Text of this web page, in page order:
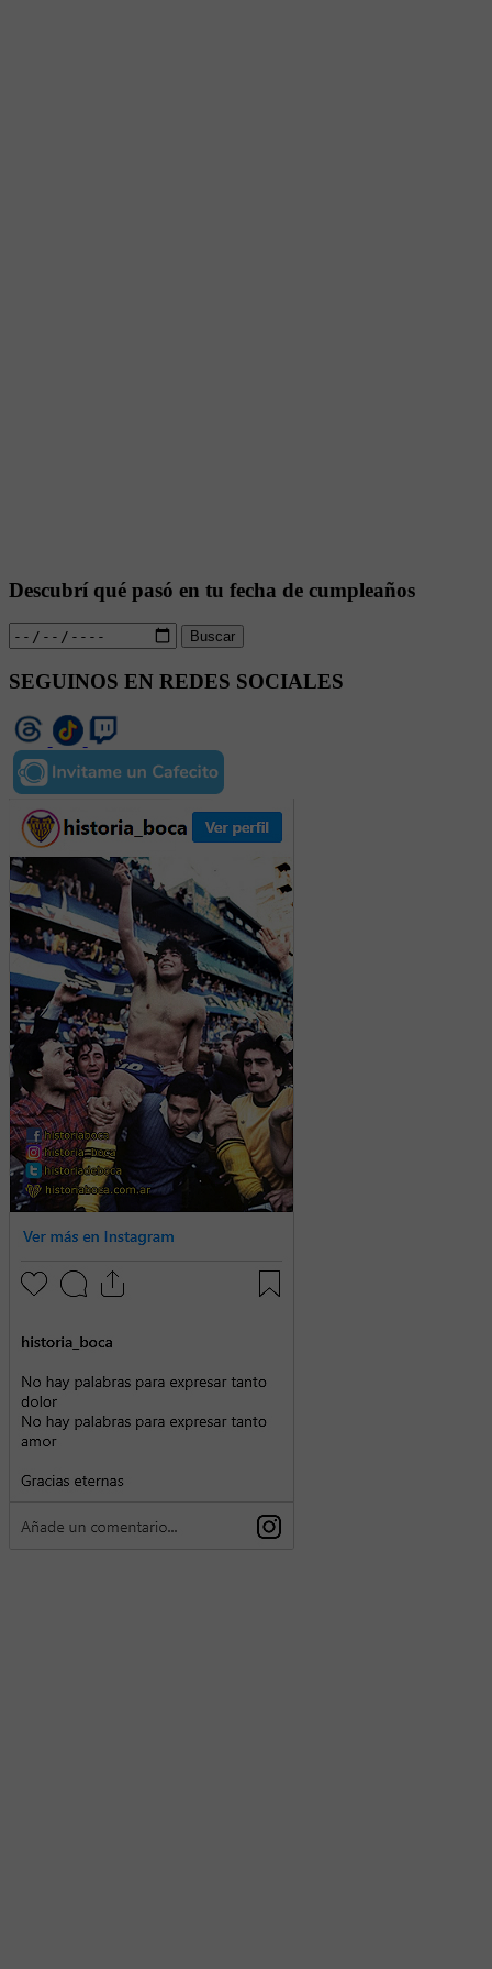
Descubrí qué pasó en tu fecha de cumpleaños
Buscar
SEGUINOS EN REDES SOCIALES